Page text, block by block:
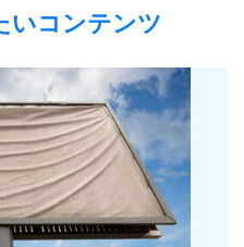
いコンテンツ